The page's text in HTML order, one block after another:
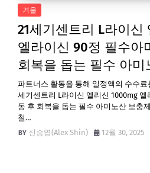
겨울
21세기센트리 L라이신
엘라이신 90정 필수아
회복을 돕는 필수 아미
파트너스 활동을 통해 일정액의 수수료
세기센트리 L라이신 엘리신 1000mg
동 후 회복을 돕는 필수 아미노산 보충
철…
신승엽(Alex Shin)
12월 30, 2025